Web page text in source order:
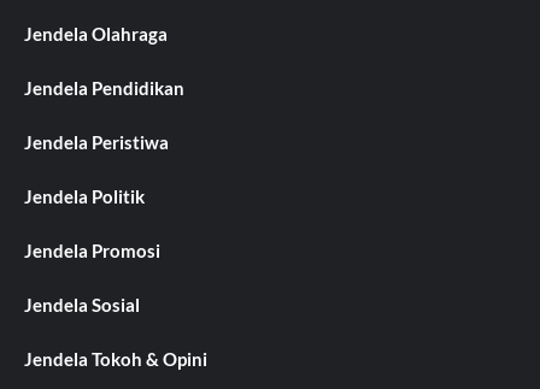
Jendela Olahraga
Jendela Pendidikan
Jendela Peristiwa
Jendela Politik
Jendela Promosi
Jendela Sosial
Jendela Tokoh & Opini